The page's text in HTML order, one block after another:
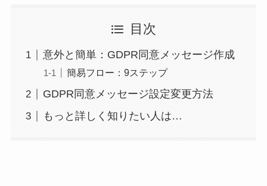
目次
意外と簡単：GDPR同意メッセージ作成
簡易フロー：9ステップ
GDPR同意メッセージ設定変更方法
もっと詳しく知りたい人は…